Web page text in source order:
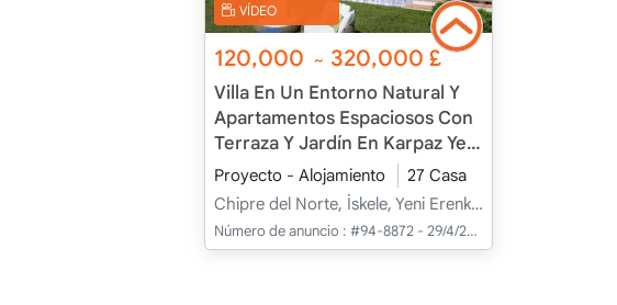
VÍDEO
120,000 ~ 320,000£
Villa En Un Entorno Natural Y
Apartamentos Espaciosos Con
Terraza Y Jardín En Karpaz Yeni
Erenköy, İskele, Chipre
Proyecto - Alojamiento
27 Casa
Chipre del Norte, İskele, Yeni Erenköy, Merkez - Merkez
Número de anuncio : #94-8872 - 29/4/2025